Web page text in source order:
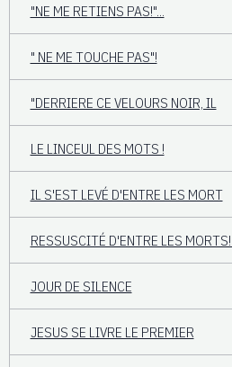
"NE ME RETIENS PAS!"...
" NE ME TOUCHE PAS"!
"DERRIERE CE VELOURS NOIR, IL
LE LINCEUL DES MOTS !
IL S'EST LEVÉ D'ENTRE LES MORT
RESSUSCITÉ D'ENTRE LES MORTS!.
JOUR DE SILENCE
JESUS SE LIVRE LE PREMIER